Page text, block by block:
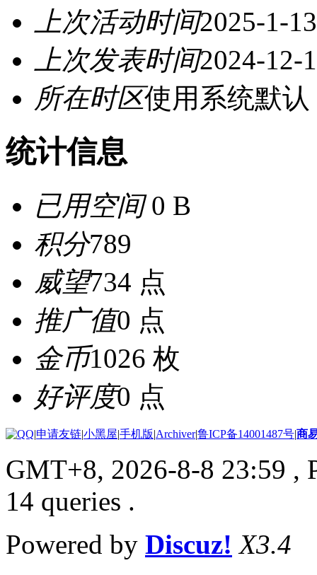
上次活动时间2025-1-
上次发表时间2024-12-
所在时区使用系统默认
统计信息
已用空间0 B
积分789
威望734 点
推广值0 点
金币1026 枚
好评度0 点
|申请友链|小黑屋|手机版|Archiver|鲁ICP备14001487号|商
GMT+8, 2026-8-8 23:59 ,
14 queries .
Powered by Discuz! X3.4